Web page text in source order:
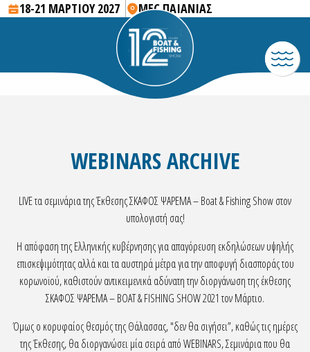
18-21 ΜΑΡΤΙΟΥ 2027 MEC ΠΑΙΑΝΙΑΣ
WEBINARS ARCHIVE
LIVE τα σεμινάρια της Έκθεσης ΣΚΑΦΟΣ ΨΑΡΕΜΑ – Boat & Fishing Show στον
υπολογιστή σας!
H απόφαση της Ελληνικής κυβέρνησης για απαγόρευση εκδηλώσεων υψηλής
επισκεψιμότητας αλλά και τα αυστηρά μέτρα για την αποφυγή διασποράς του
κορωνοϊού, καθιστούν αντικειμενικά αδύνατη την διοργάνωση της έκθεσης
ΣΚΑΦΟΣ ΨΑΡΕΜΑ – BOAT & FISHING SHOW 2021 τον Μάρτιο.
Όμως ο κορυφαίος θεσμός της Θάλασσας, "δεν θα σιγήσει”, καθώς τις ημέρες
της Έκθεσης, θα διοργανώσει μία σειρά από WEBINARS, Σεμινάρια που θα